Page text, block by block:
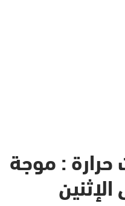
درجات حرارة : موجة